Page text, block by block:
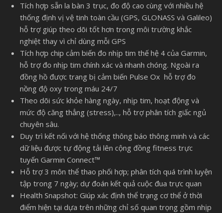
Tích hợp sẵn la bàn 3 trục, đo độ cao cùng với nhiều hệ
thống định vị vệ tinh toàn cầu (GPS, GLONASS và Galileo)
hỗ trợ giúp theo dõi tốt hơn trong môi trường khắc
nghiệt thay vì chỉ dùng mỗi GPS
Tích hợp chip cảm biến đo nhịp tim thế hệ 4 của Garmin,
hỗ trợ đo nhịp tim chính xác và nhanh chóng. Ngoài ra
đồng hồ được trang bị cảm biến Pulse Ox hỗ trợ đo
nồng độ oxy trong máu 24/7
Theo dõi sức khỏe hàng ngày, nhịp tim, hoạt động và
mức độ căng thẳng (stress),.., hỗ trợ phân tích giấc ngủ
chuyên sâu.
Duy trì kết nối với hệ thống thông báo thông minh và các
dữ liệu được tự động tải lên cộng đồng fitness trực
tuyến Garmin Connect™
Hỗ trợ 3 môn thể thao phối hợp; phân tích quá trình luyện
tập trong 7 ngày; dự đoán kết quả cuộc đua trực quan
Health Snapshot: Giúp xác định thể trạng cơ thể ở thời
điểm hiện tại dựa trên những chỉ số quan trọng gồm nhịp